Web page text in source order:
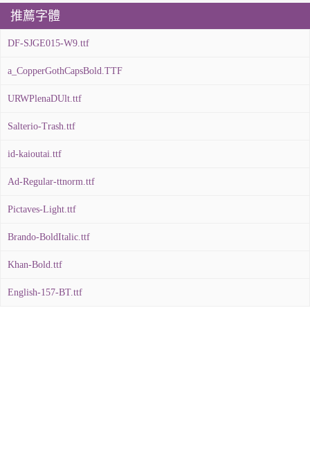
推薦字體
DF-SJGE015-W9.ttf
a_CopperGothCapsBold.TTF
URWPlenaDUlt.ttf
Salterio-Trash.ttf
id-kaioutai.ttf
Ad-Regular-ttnorm.ttf
Pictaves-Light.ttf
Brando-BoldItalic.ttf
Khan-Bold.ttf
English-157-BT.ttf